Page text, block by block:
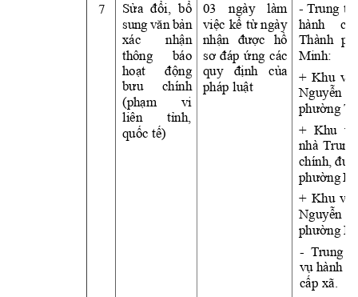
7 Sửa đổi, bổ
sung văn bản
xác
nhận
thông
báo
hoạt
động
bưu
chính
(phạm
vi
liên
tỉnh,
quốc tế)
03 ngày
làm
việc kể từ ngày
nhận được
hồ
sơ đáp ứng các
quy
định của
pháp luật
- Trung
hành
Thành
Minh:
+ Khu
Nguyễn
phường
+ Khu
nhà Trung
chính,
phường
+ Khu
Nguyễn
phường
-  Trung
vụ hành
cấp xã.